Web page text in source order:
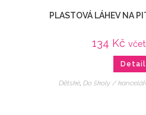
PLASTOVÁ LÁHEV NA
134 Kč
Detail
Dětské, Do školy /